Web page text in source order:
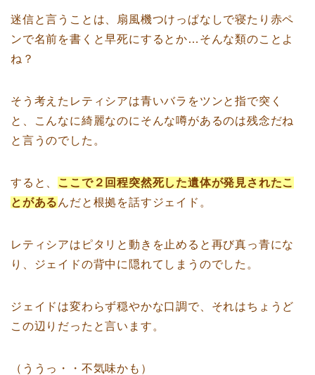
迷信と言うことは、扇風機つけっぱなしで寝たり赤ペ
ンで名前を書くと早死にするとか…そんな類のことよ
ね？
そう考えたレティシアは青いバラをツンと指で突く
と、こんなに綺麗なのにそんな噂があるのは残念だね
と言うのでした。
すると、
ここで２回程突然死した遺体が発見されたこ
とがある んだと根拠を話すジェイド。
レティシアはピタリと動きを止めると再び真っ青にな
り、ジェイドの背中に隠れてしまうのでした。
ジェイドは変わらず穏やかな口調で、それはちょうど
この辺りだったと言います。
（ううっ・・不気味かも）